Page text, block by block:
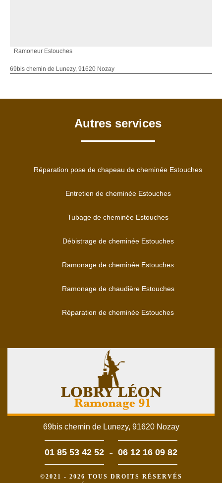
Ramoneur Estouches
69bis chemin de Lunezy, 91620 Nozay
Autres services
Réparation pose de chapeau de cheminée Estouches
Entretien de cheminée Estouches
Tubage de cheminée Estouches
Débistrage de cheminée Estouches
Ramonage de cheminée Estouches
Ramonage de chaudière Estouches
Réparation de cheminée Estouches
69bis chemin de Lunezy, 91620 Nozay
01 85 53 42 52 - 06 12 16 09 82
©2021 - 2026 TOUS DROITS RÉSERVÉS